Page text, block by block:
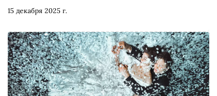
15 декабря 2025 г.
взрослых отражаются на судьбах их детей, о крахе
людских пороках, которые разрушают не только
человека, но и его окружение. Безысходность этой
пьесы становится ещё более очевидной, так как личные
перипетии происходят на фоне больших исторических
событий. Всё это находит отражение в искусном, тонком,
глубоком спектакле Олега Липовецкого